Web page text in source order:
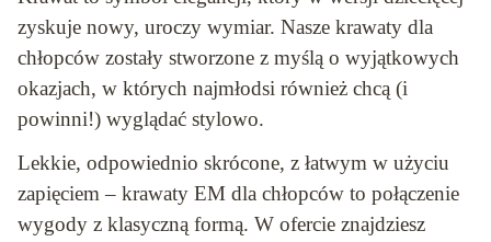
zyskuje nowy, uroczy wymiar. Nasze krawaty dla
chłopców zostały stworzone z myślą o wyjątkowych
okazjach, w których najmłodsi również chcą (i
powinni!) wyglądać stylowo.
Lekkie, odpowiednio skrócone, z łatwym w użyciu
zapięciem – krawaty EM dla chłopców to połączenie
wygody z klasyczną formą. W ofercie znajdziesz